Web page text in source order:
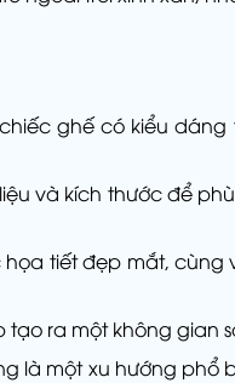
ghế có kiểu
và kích thước để
tiết đẹp mắt,
tạo ra một không gian
là một xu hướng phổ